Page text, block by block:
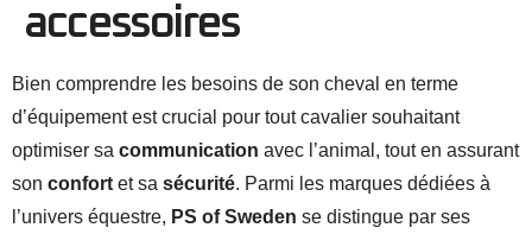
accessoires
Bien comprendre les besoins de son cheval en terme
d’équipement est crucial pour tout cavalier souhaitant
optimiser sa communication avec l’animal, tout en assurant
son confort et sa sécurité. Parmi les marques dédiées à
l’univers équestre, PS of Sweden se distingue par ses